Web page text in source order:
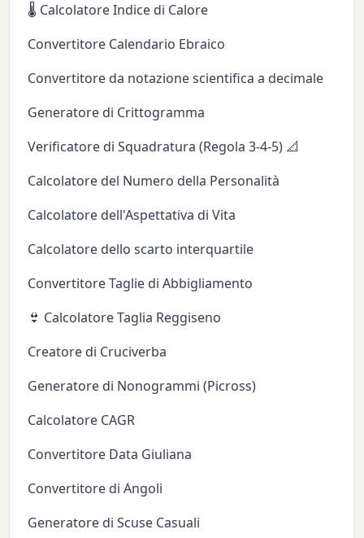
🌡️ Calcolatore Indice di Calore
Convertitore Calendario Ebraico
Convertitore da notazione scientifica a decimale
Generatore di Crittogramma
Verificatore di Squadratura (Regola 3-4-5) 📐
Calcolatore del Numero della Personalità
Calcolatore dell'Aspettativa di Vita
Calcolatore dello scarto interquartile
Convertitore Taglie di Abbigliamento
👙 Calcolatore Taglia Reggiseno
Creatore di Cruciverba
Generatore di Nonogrammi (Picross)
Calcolatore CAGR
Convertitore Data Giuliana
Convertitore di Angoli
Generatore di Scuse Casuali